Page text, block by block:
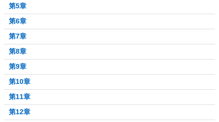
第5章
第6章
第7章
第8章
第9章
第10章
第11章
第12章